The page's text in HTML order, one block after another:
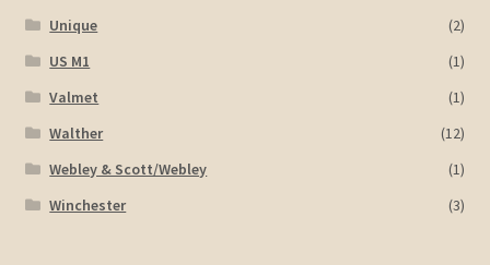
Unique
(2)
US M1
(1)
Valmet
(1)
Walther
(12)
Webley & Scott/Webley
(1)
Winchester
(3)